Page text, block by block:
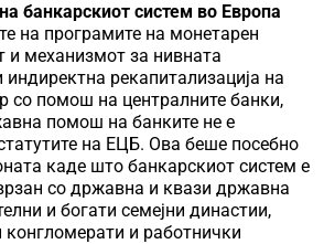
банкарскиот систем во Европа
на програмите на монетарен
и механизмот за нивната
индиректна рекапитализација на
со помош на централните банки,
помош на банките не е
на ЕЦБ. Ова беше посебно
каде што банкарскиот систем е
со државна и квази државна
и богати семејни династии,
и работнички